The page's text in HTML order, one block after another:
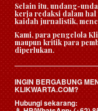
Selain itu, undang-
kerja redaksi dalam hal
kaidah jurnalistik,
Kami, para pengelola
maupun kritik para
diperlukan.
INGIN BERGABUNG
KLIKWARTA.COM?
Hubungi sekarang: